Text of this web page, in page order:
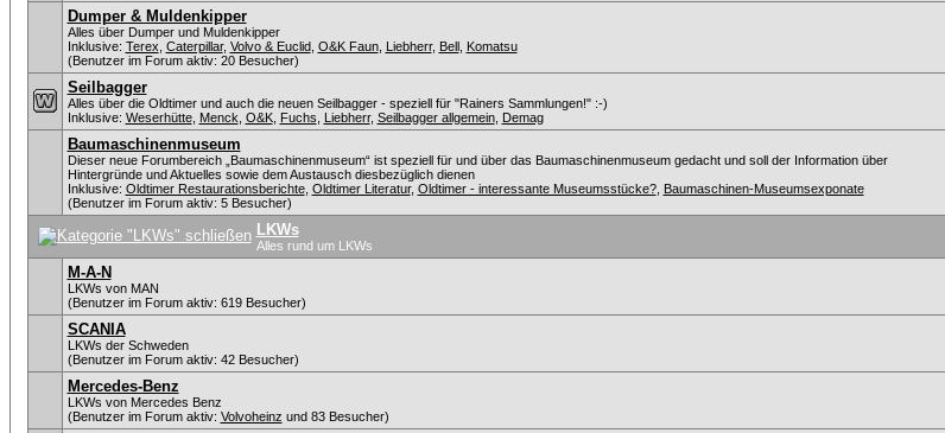
Dumper & Muldenkipper
Alles über Dumper und Muldenkipper
Inklusive: Terex Caterpillar, Volvo & Euclid, O&K Faun, Liebherr, Bell, Komatsu
(Benutzer im Forum aktiv: 20 Besucher)
Seilbagger
Alles über die Oldtimer und auch die neuen Seilbagger - speziell für "Rainers Sammlungen!" :-)
Inklusive: Weserhütte, Menck O&K, Fuchs Liebherr, Seilbagger allgemein, Demag
Baumaschinenmuseum
Dieser neue Forumbereich „Baumaschinenmuseum“ ist speziell für und über das Baumaschinenmuseum gedacht und soll der Information über
Hintergründe und Aktuelles sowie dem Austausch diesbezüglich dienen
Inklusive: Oldtimer Restaurationsberichte, Oldtimer Literatur, Oldtimer - interessante Museumsstücke?, Baumaschinen-Museumsexponate
(Benutzer im Forum aktiv: 5 Besucher)
LKWs
Alles rund um LKWs
M-A-N
LKWs von MAN
(Benutzer im Forum aktiv: 619 Besucher)
SCANIA
LKWs der Schweden
(Benutzer im Forum aktiv: 42 Besucher)
Mercedes-Benz
LKWs von Mercedes Benz
(Benutzer im Forum aktiv: Volvoheinz und 83 Besucher)